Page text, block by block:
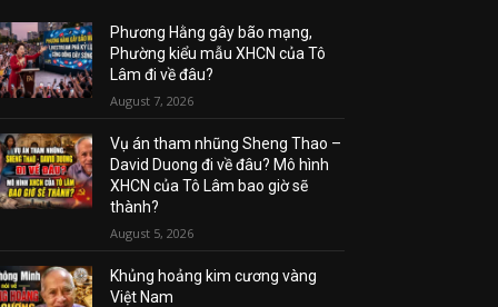
Phương Hằng gây bão mạng,
Phường kiểu mẫu XHCN của Tô
Lâm đi về đâu?
August 7, 2026
Vụ án tham nhũng Sheng Thao –
David Duong đi về đâu? Mô hình
XHCN của Tô Lâm bao giờ sẽ
thành?
August 5, 2026
Khủng hoảng kim cương vàng
Việt Nam